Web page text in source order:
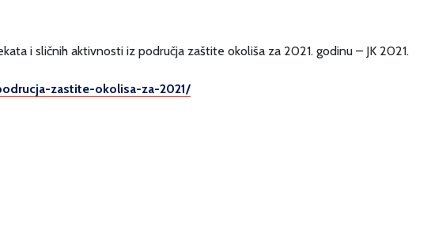
i sličnih aktivnosti iz područja zaštite okoliša za 2021. godinu – JK 2021.
zastite-okolisa-za-2021/